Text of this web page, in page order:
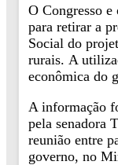
O Congresso
para retirar a
Social do
rurais. A
econômica do
A informação
pela senadora
reunião entre
governo, no